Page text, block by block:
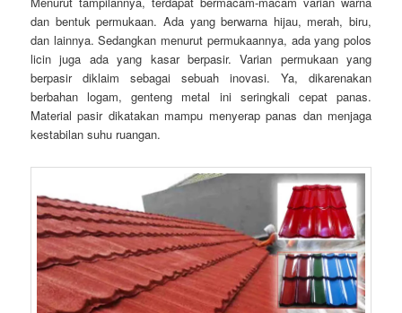
dan bentuk permukaan. Ada yang berwarna hijau, merah, biru,
dan lainnya. Sedangkan menurut permukaannya, ada yang polos
licin juga ada yang kasar berpasir. Varian permukaan yang
berpasir diklaim sebagai sebuah inovasi. Ya, dikarenakan
berbahan logam, genteng metal ini seringkali cepat panas.
Material pasir dikatakan mampu menyerap panas dan menjaga
kestabilan suhu ruangan.